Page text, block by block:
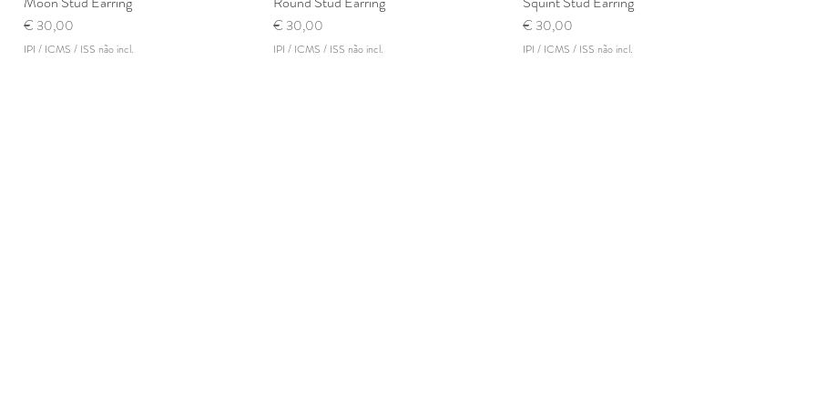
Preço
€ 30,00
IPI / ICMS / ISS não incl.
Preço
€ 30,00
IPI / ICMS / ISS não incl.
Preço
€ 30,00
IPI / ICMS / ISS não incl.